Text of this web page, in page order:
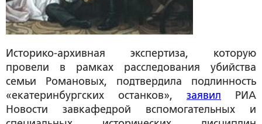
Историко-архивная экспертиза, которую
провели в рамках расследования убийства
семьи Романовых, подтвердила подлинность
«екатеринбургских останков», заявил РИА
Новости завкафедрой вспомогательных и